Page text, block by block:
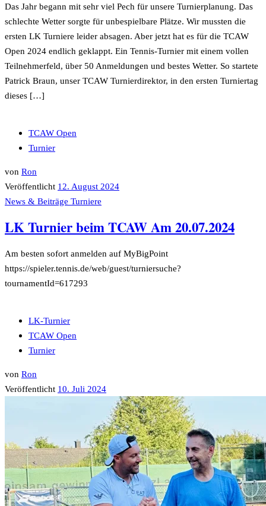
Das Jahr begann mit sehr viel Pech für unsere Turnierplanung. Das
schlechte Wetter sorgte für unbespielbare Plätze. Wir mussten die
ersten LK Turniere leider absagen. Aber jetzt hat es für die TCAW
Open 2024 endlich geklappt. Ein Tennis-Turnier mit einem vollen
Teilnehmerfeld, über 50 Anmeldungen und bestes Wetter. So startete
Patrick Braun, unser TCAW Turnierdirektor, in den ersten Turniertag
dieses […]
TCAW Open
Turnier
von Ron
Veröffentlicht 12. August 2024
News & Beiträge Turniere
LK Turnier beim TCAW Am 20.07.2024
Am besten sofort anmelden auf MyBigPoint
https://spieler.tennis.de/web/guest/turniersuche?
tournamentId=617293
LK-Turnier
TCAW Open
Turnier
von Ron
Veröffentlicht 10. Juli 2024